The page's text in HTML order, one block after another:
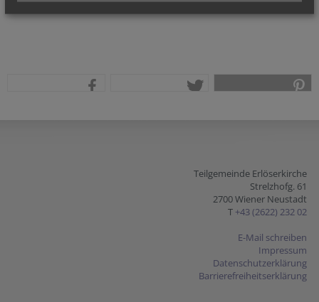
Teilgemeinde Erlöserkirche
Strelzhofg. 61
2700 Wiener Neustadt
T +43 (2622) 232 02
E-Mail schreiben
Impressum
Datenschutzerklärung
Barrierefreiheitserklärung